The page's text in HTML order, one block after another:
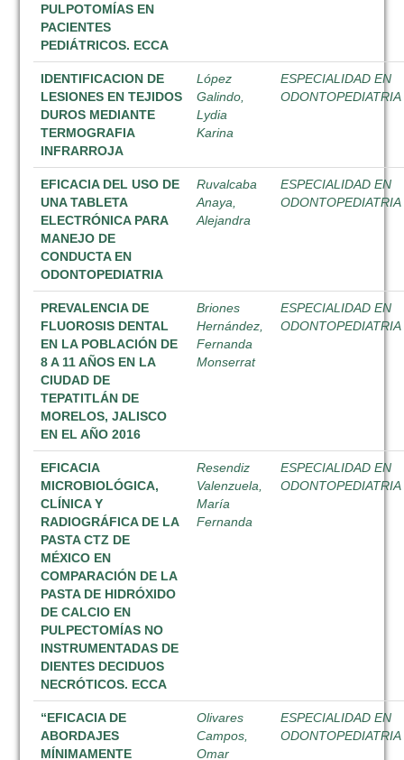
PULPOTOMÍAS EN
PACIENTES
PEDIÁTRICOS. ECCA
IDENTIFICACION DE
LESIONES EN TEJIDOS
DUROS MEDIANTE
TERMOGRAFIA
INFRARROJA
López
Galindo,
Lydia
Karina
ESPECIALIDAD EN
ODONTOPEDIATRIA
EFICACIA DEL USO DE
UNA TABLETA
ELECTRÓNICA PARA
MANEJO DE
CONDUCTA EN
ODONTOPEDIATRIA
Ruvalcaba
Anaya,
Alejandra
ESPECIALIDAD EN
ODONTOPEDIATRIA
PREVALENCIA DE
FLUOROSIS DENTAL
EN LA POBLACIÓN DE
8 A 11 AÑOS EN LA
CIUDAD DE
TEPATITLÁN DE
MORELOS, JALISCO
EN EL AÑO 2016
Briones
Hernández,
Fernanda
Monserrat
ESPECIALIDAD EN
ODONTOPEDIATRIA
EFICACIA
MICROBIOLÓGICA,
CLÍNICA Y
RADIOGRÁFICA DE LA
PASTA CTZ DE
MÉXICO EN
COMPARACIÓN DE LA
PASTA DE HIDRÓXIDO
DE CALCIO EN
PULPECTOMÍAS NO
INSTRUMENTADAS DE
DIENTES DECIDUOS
NECRÓTICOS. ECCA
Resendiz
Valenzuela,
María
Fernanda
ESPECIALIDAD EN
ODONTOPEDIATRIA
“EFICACIA DE
ABORDAJES
MÍNIMAMENTE
Olivares
Campos,
Omar
ESPECIALIDAD EN
ODONTOPEDIATRIA